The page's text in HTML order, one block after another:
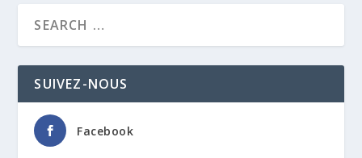
SUIVEZ-NOUS
Facebook